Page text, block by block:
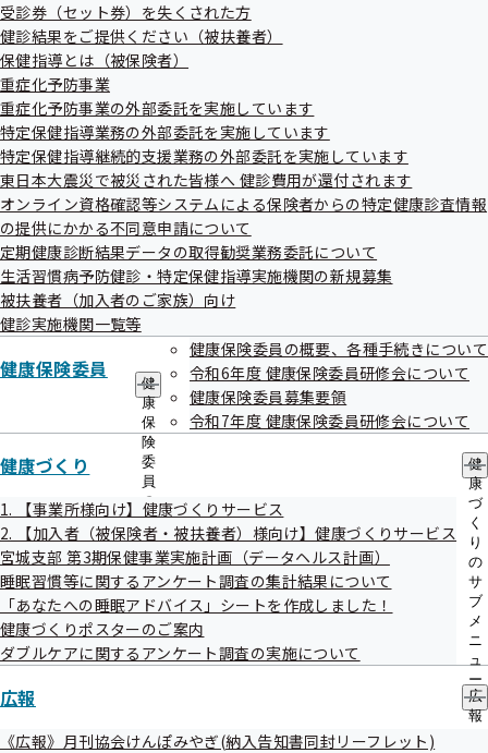
サ
ブ
メ
ー
サ
受診券（セット券）を失くされた方
健診結果をご提供ください（被扶養者）
保健指導とは（被保険者）
重症化予防事業
重症化予防事業の外部委託を実施しています
特定保健指導業務の外部委託を実施しています
特定保健指導継続的支援業務の外部委託を実施しています
東日本大震災で被災された皆様へ 健診費用が還付されます
オンライン資格確認等システムによる保険者からの特定健康診査情報
の提供にかかる不同意申請について
定期健康診断結果データの取得勧奨業務委託について
生活習慣病予防健診・特定保健指導実施機関の新規募集
被扶養者（加入者のご家族）向け
健診実施機関一覧等
健康保険委員
健
康
保
険
委
員
の
サ
ブ
メ
ニ
ュ
ー
健康保険委員の概要、各種手続きについて
令和6年度 健康保険委員研修会について
健康保険委員募集要領
令和7年度 健康保険委員研修会について
健康づくり
健
康
づ
く
り
の
サ
ブ
メ
ニ
ュ
ー
1. 【事業所様向け】健康づくりサービス
2. 【加入者（被保険者・被扶養者）様向け】健康づくりサービス
宮城支部 第3期保健事業実施計画（データヘルス計画）
睡眠習慣等に関するアンケート調査の集計結果について
「あなたへの睡眠アドバイス」シートを作成しました！
健康づくりポスターのご案内
ダブルケアに関するアンケート調査の実施について
広報
広
報
《広報》月刊協会けんぽみやぎ(納入告知書同封リーフレット)
みなさまにもっとタイムリーに情報をお届けしたいという思
いから、協会けんぽ宮城支部では公式LINEを始めました。
健康情報をはじめ、様々なお役立ち情報や医療保険情報を月
2回程度配信しています！ぜひご覧ください！
友だち追加方法
1．URLをクリック
友だち追加画面